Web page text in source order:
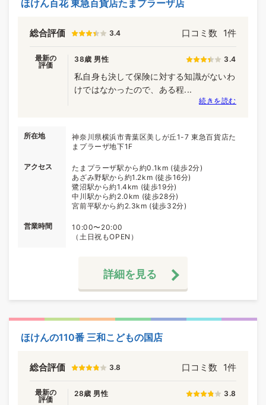
ほけん百花 東急百貨店たまプラーザ店
総合評価 3.4 口コミ数 1件
最新の
評価
38歳 男性 3.4
私自身も決して保険に対する知識がないわ
けではなかったので、ある程...
続きを読む
所在地
神奈川県横浜市青葉区美しが丘1-7 東急百貨店た
まプラーザ地下1F
アクセス
たまプラーザ駅から約0.1km (徒歩2分)
あざみ野駅から約1.2km (徒歩16分)
鷺沼駅から約1.4km (徒歩19分)
中川駅から約2.0km (徒歩28分)
宮前平駅から約2.3km (徒歩32分)
営業時間
10:00〜20:00
（土日祝もOPEN）
詳細を見る
ほけんの110番 三和こどもの国店
総合評価 3.8 口コミ数 1件
最新の
評価
28歳 男性 3.8